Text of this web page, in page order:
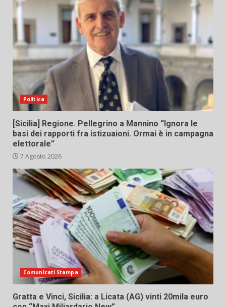
Politica
[Sicilia] Regione. Pellegrino a Mannino “Ignora le
basi dei rapporti fra istizuaioni. Ormai è in campagna
elettorale”
7 Agosto 2026
Comunicati Stampa
Gratta e Vinci, Sicilia: a Licata (AG) vinti 20mila euro